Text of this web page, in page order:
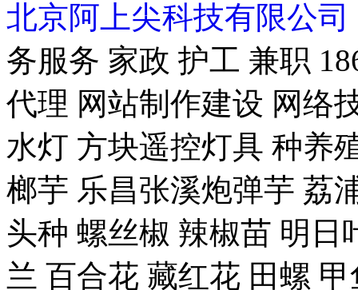
北京阿上尖科技有限公司
务服务 家政 护工 兼职
代理 网站制作建设 网络
水灯 方块遥控灯具 种养
榔芋 乐昌张溪炮弹芋 荔
头种 螺丝椒 辣椒苗 明日
兰 百合花 藏红花 田螺